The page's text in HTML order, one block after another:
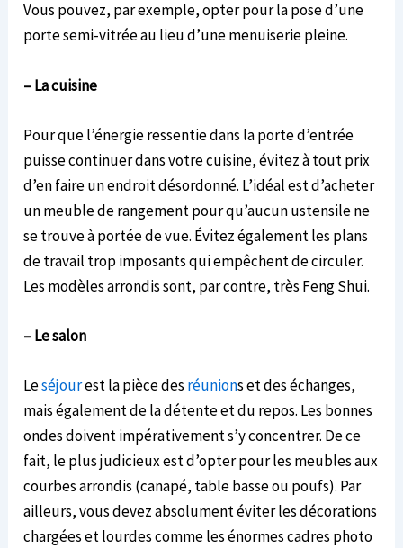
Vous pouvez, par exemple, opter pour la pose d’une
porte semi-vitrée au lieu d’une menuiserie pleine.
– La cuisine
Pour que l’énergie ressentie dans la porte d’entrée
puisse continuer dans votre cuisine, évitez à tout prix
d’en faire un endroit désordonné. L’idéal est d’acheter
un meuble de rangement pour qu’aucun ustensile ne
se trouve à portée de vue. Évitez également les plans
de travail trop imposants qui empêchent de circuler.
Les modèles arrondis sont, par contre, très Feng Shui.
– Le salon
Leséjourest la pièce des réunions et des échanges,
mais également de la détente et du repos. Les bonnes
ondes doivent impérativement s’y concentrer. De ce
fait, le plus judicieux est d’opter pour les meubles aux
courbes arrondis (canapé, table basse ou poufs). Par
ailleurs, vous devez absolument éviter les décorations
chargées et lourdes comme les énormes cadres photo